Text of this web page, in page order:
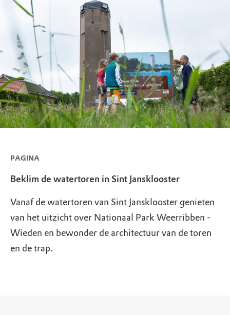
PAGINA
Beklim de watertoren in Sint Jansklooster
Vanaf de watertoren van Sint Jansklooster genieten
van het uitzicht over Nationaal Park Weerribben -
Wieden en bewonder de architectuur van de toren
en de trap.